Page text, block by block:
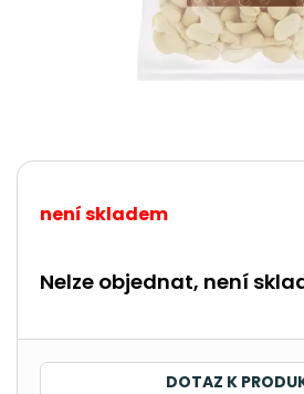
není skladem
Nelze objednat, není
DOTAZ K